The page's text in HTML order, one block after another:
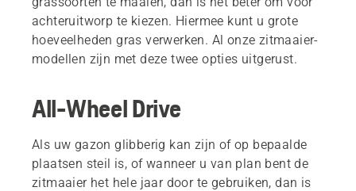
achteruitworp te kiezen. Hiermee kunt u grote
hoeveelheden gras verwerken. Al onze zitmaaier-
modellen zijn met deze twee opties uitgerust.
All-Wheel Drive
Als uw gazon glibberig kan zijn of op bepaalde
plaatsen steil is, of wanneer u van plan bent de
zitmaaier het hele jaar door te gebruiken, dan is